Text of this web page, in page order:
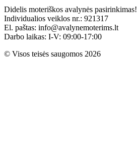
Didelis moteriškos avalynės pasirinkimas!
Individualios veiklos nr.: 921317
El. paštas: info@avalynemoterims.lt
Darbo laikas: I-V: 09:00-17:00
© Visos teisės saugomos 2026